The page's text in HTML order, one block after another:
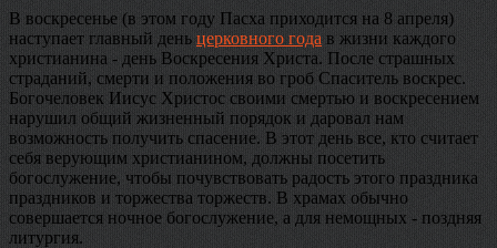
В воскресенье (в этом году Пасха приходится на 8 апреля)
наступает главный день церковного года в жизни каждого
христианина - день Воскресения Христа. После страшных
страданий, смерти и положения во гроб Спаситель воскрес.
Богочеловек Иисус Христос своими смертью и воскресением
нарушил общий жизненный порядок и даровал нам
возможность получить спасение. В этот день все, кто считает
себя верующим христианином, должны посетить
богослужение, чтобы почувствовать радость этого праздника
праздников и торжества торжеств. В храмах обычно
совершается ночное богослужение, а для немощных - поздняя
литургия.